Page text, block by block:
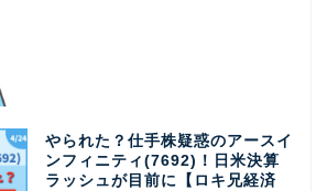
やられた？仕手株疑惑のアースイ
ンフィニティ(7692)！日米決算
ラッシュが目前に【ロキ兄経済